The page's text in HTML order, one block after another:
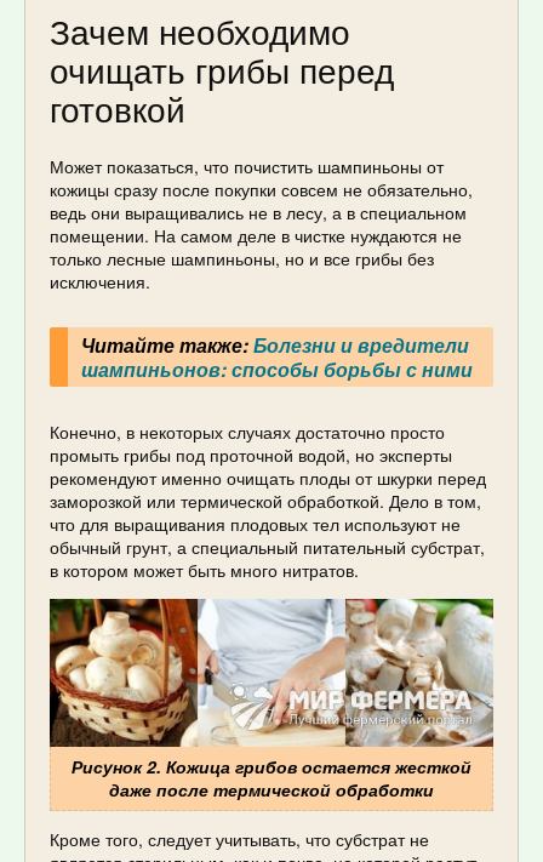
Зачем необходимо
очищать грибы перед
готовкой
Может показаться, что почистить шампиньоны от
кожицы сразу после покупки совсем не обязательно,
ведь они выращивались не в лесу, а в специальном
помещении. На самом деле в чистке нуждаются не
только лесные шампиньоны, но и все грибы без
исключения.
Читайте также:Болезни и вредители
шампиньонов: способы борьбы с ними
Конечно, в некоторых случаях достаточно просто
промыть грибы под проточной водой, но эксперты
рекомендуют именно очищать плоды от шкурки перед
заморозкой или термической обработкой. Дело в том,
что для выращивания плодовых тел используют не
обычный грунт, а специальный питательный субстрат,
в котором может быть много нитратов.
Рисунок 2. Кожица грибов остается жесткой
даже после термической обработки
Кроме того, следует учитывать, что субстрат не